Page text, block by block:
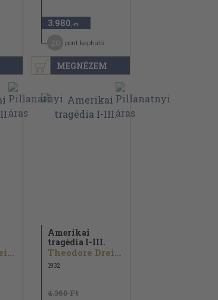
MEGNÉZEM
3.980 ,-Ft
pont kapható
Theodore Dreiser
Amerikai
tragédia I-III.
Theodore Dreiser
1932
4.360 Ft